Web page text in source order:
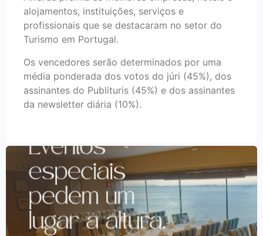
alojamentos, instituições, serviços e
profissionais que se destacaram no setor do
Turismo em Portugal.
Os vencedores serão determinados por uma
média ponderada dos votos do júri (45%), dos
assinantes do Publituris (45%) e dos assinantes
da newsletter diária (10%).